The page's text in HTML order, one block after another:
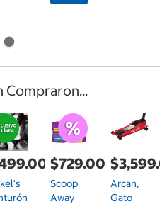
Compraron...
$729.00
Scoop
Away
Arcan,
Gato